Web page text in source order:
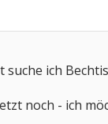
ich
noch - ich